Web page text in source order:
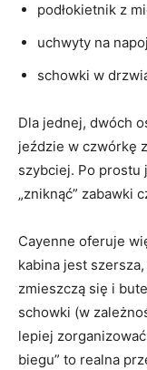
podłokietnik z
uchwyty na
schowki w
Dla jednej, dwóch
jeździe w czwórkę
szybciej. Po prostu
„zniknąć” zabawki
Cayenne oferuje
kabina jest
zmieszczą się i
schowki (w
lepiej
biegu” to realna